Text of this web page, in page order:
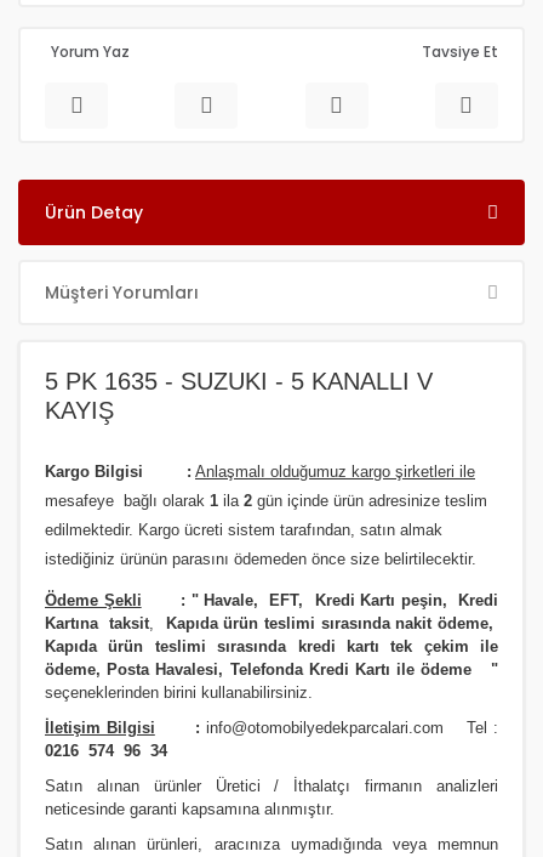
Yorum Yaz Tavsiye Et
Ürün Detay
Müşteri Yorumları
5 PK 1635 - SUZUKI - 5 KANALLI V
KAYIŞ
Kargo Bilgisi : Anlaşmalı olduğumuz kargo şirketleri ile
mesafeye bağlı olarak 1 ila 2 gün içinde ürün adresinize teslim
edilmektedir. Kargo ücreti sistem tarafından, satın almak
istediğiniz ürünün parasını ödemeden önce size belirtilecektir.
Ödeme Şekli : " Havale, EFT, Kredi Kartı peşin,
Kredi
Kartına taksit,
Kapıda ürün teslimi sırasında nakit ödeme,
Kapıda ürün teslimi sırasında kredi kartı tek çekim ile
ödeme, Posta Havalesi, Telefonda Kredi Kartı ile ödeme
"
seçeneklerinden birini kullanabilirsiniz.
İletişim Bilgisi : info@otomobilyedekparcalari.com Tel :
0216 574 96 34
Satın alınan ürünler Üretici / İthalatçı firmanın analizleri
neticesinde garanti kapsamına alınmıştır.
Satın alınan ürünleri, aracınıza uymadığında veya memnun